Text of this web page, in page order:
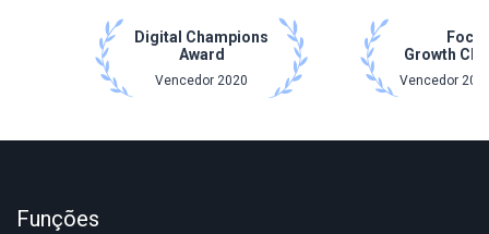
Digital Champions
Award
Vencedor 2020
Growth
Vencedor
Funções